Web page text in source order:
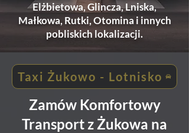
Elżbietowa, Glincza, Lniska,
Małkowa, Rutki, Otomina i innych
pobliskich lokalizacji.
Taxi Żukowo - Lotnisko
Zamów Komfortowy
Transport z Żukowa na